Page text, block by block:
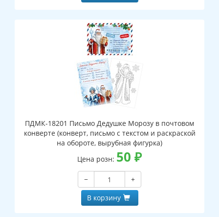
ПДМК-18201 Письмо Дедушке Морозу в почтовом
конверте (конверт, письмо с текстом и раскраской
на обороте, вырубная фигурка)
Цена розн: 50 ₽
−
+
В корзину